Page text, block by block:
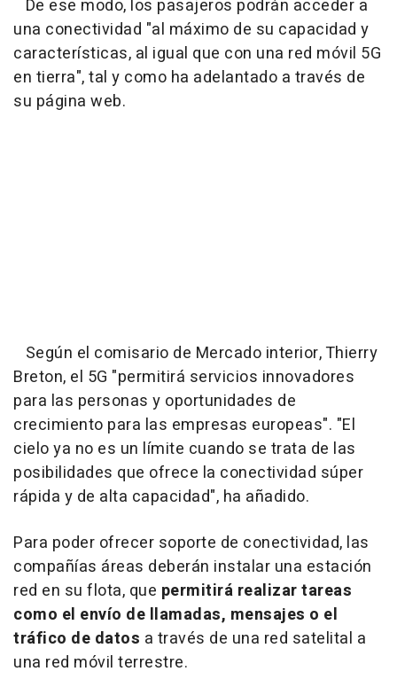
De ese modo, los pasajeros podrán acceder a
una conectividad "al máximo de su capacidad y
características, al igual que con una red móvil 5G
en tierra", tal y como ha adelantado a través de
su página web.
Según el comisario de Mercado interior, Thierry
Breton, el 5G "permitirá servicios innovadores
para las personas y oportunidades de
crecimiento para las empresas europeas". "El
cielo ya no es un límite cuando se trata de las
posibilidades que ofrece la conectividad súper
rápida y de alta capacidad", ha añadido.
Para poder ofrecer soporte de conectividad, las
compañías áreas deberán instalar una estación
red en su flota, que permitirá realizar tareas
como el envío de llamadas, mensajes o el
tráfico de datos a través de una red satelital a
una red móvil terrestre.